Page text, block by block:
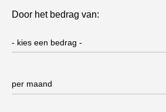
Door het bedrag van: